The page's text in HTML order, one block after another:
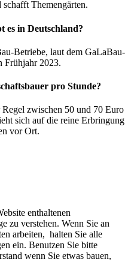
Themengärten.
es in Deutschland?
Betriebe, laut dem GaLaBau-
Frühjahr 2023.
pro Stunde?
zwischen 50 und 70 Euro
sich auf die reine Erbringung
vor Ort.
enthaltenen
zu verstehen. Wenn Sie an
arbeiten, halten Sie alle
ein. Benutzen Sie bitte
wenn Sie etwas bauen,